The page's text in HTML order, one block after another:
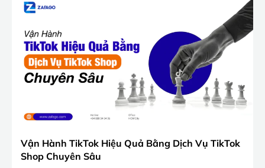
Vận Hành TikTok Hiệu Quả Bằng Dịch Vụ TikTok
Shop Chuyên Sâu